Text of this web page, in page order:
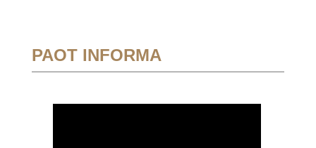
PAOT INFORMA